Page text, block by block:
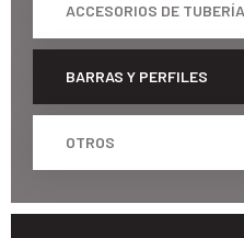
ACCESORIOS DE TUBERÍA
BARRAS Y PERFILES
OTROS